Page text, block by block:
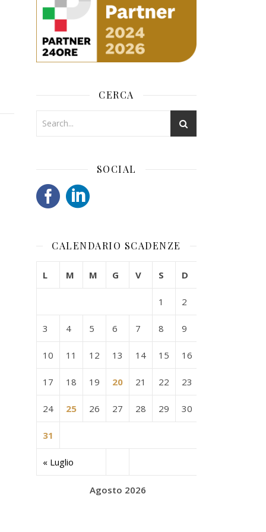
CERCA
SOCIAL
CALENDARIO SCADENZE
Agosto 2026
L M M G V S D
« Luglio
1 2
3 4 5 6 7 8 9
10 11 12 13 14 15 16
17 18 19 20 21 22 23
24 25 26 27 28 29 30
31